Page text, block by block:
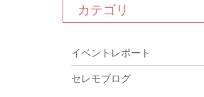
2025年12月
2025年10月
カテゴリ
イベントレポート
セレモブログ